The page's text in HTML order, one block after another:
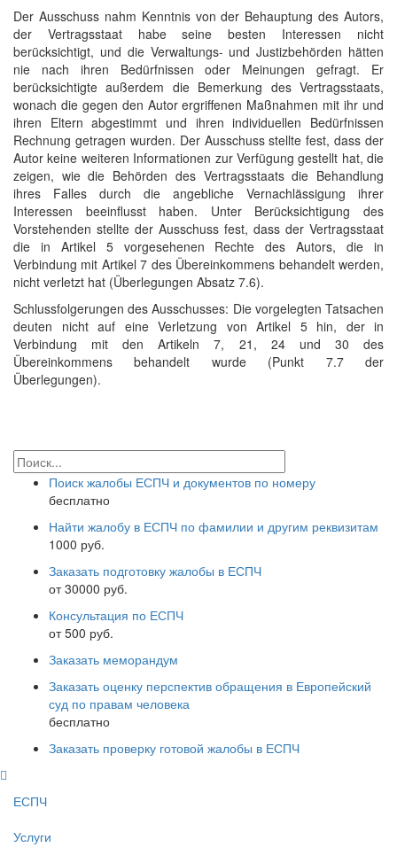
Der Ausschuss nahm Kenntnis von der Behauptung des Autors,
der Vertragsstaat habe seine besten Interessen nicht
berücksichtigt, und die Verwaltungs- und Justizbehörden hätten
nie nach ihren Bedürfnissen oder Meinungen gefragt. Er
berücksichtigte außerdem die Bemerkung des Vertragsstaats,
wonach die gegen den Autor ergriffenen Maßnahmen mit ihr und
ihren Eltern abgestimmt und ihren individuellen Bedürfnissen
Rechnung getragen wurden. Der Ausschuss stellte fest, dass der
Autor keine weiteren Informationen zur Verfügung gestellt hat, die
zeigen, wie die Behörden des Vertragsstaats die Behandlung
ihres Falles durch die angebliche Vernachlässigung ihrer
Interessen beeinflusst haben. Unter Berücksichtigung des
Vorstehenden stellte der Ausschuss fest, dass der Vertragsstaat
die in Artikel 5 vorgesehenen Rechte des Autors, die in
Verbindung mit Artikel 7 des Übereinkommens behandelt werden,
nicht verletzt hat (Überlegungen Absatz 7.6).
Schlussfolgerungen des Ausschusses: Die vorgelegten Tatsachen
deuten nicht auf eine Verletzung von Artikel 5 hin, der in
Verbindung mit den Artikeln 7, 21, 24 und 30 des
Übereinkommens behandelt wurde (Punkt 7.7 der
Überlegungen).
Поиск жалобы ЕСПЧ и документов по номеру
бесплатно
Найти жалобу в ЕСПЧ по фамилии и другим реквизитам
1000 руб.
Заказать подготовку жалобы в ЕСПЧ
от 30000 руб.
Консультация по ЕСПЧ
от 500 руб.
Заказать меморандум
Заказать оценку перспектив обращения в Европейский
суд по правам человека
бесплатно
Заказать проверку готовой жалобы в ЕСПЧ
ЕСПЧ
Услуги